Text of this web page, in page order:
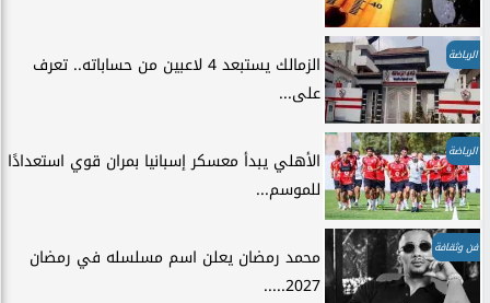
الرياضة
الزمالك يستبعد 4 لاعبين من حساباته.. تعرف
على...
الرياضة
الأهلي يبدأ معسكر إسبانيا بمران قوي استعدادًا
للموسم...
فن وثقافة
محمد رمضان يعلن اسم مسلسله في رمضان
2027.....